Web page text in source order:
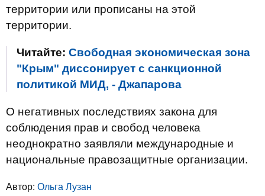
территории или прописаны на этой
территории.
Читайте: Свободная экономическая зона
"Крым" диссонирует с санкционной
политикой МИД, - Джапарова
О негативных последствиях закона для
соблюдения прав и свобод человека
неоднократно заявляли международные и
национальные правозащитные организации.
Автор: Ольга Лузан